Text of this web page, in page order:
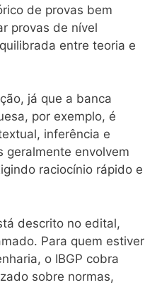
de provas bem
provas de nível
entre teoria e
já que a banca
por exemplo, é
inferência e
geralmente envolvem
raciocínio rápido e
descrito no edital,
Para quem estiver
o IBGP cobra
sobre normas,